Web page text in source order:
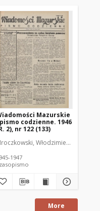
Redaktor
Mazurskie
codzienne. 1946
2), nr 122 (133)
Włodzimierz (1902-
1947
More